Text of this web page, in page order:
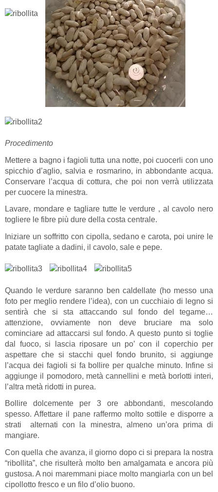
Procedimento
Mettere a bagno i fagioli tutta una notte, poi cuocerli con uno
spicchio d’aglio, salvia e rosmarino, in abbondante acqua.
Conservare l’acqua di cottura, che poi non verrà utilizzata
per cuocere la minestra.
Lavare, mondare e tagliare tutte le verdure , al cavolo nero
togliere le fibre più dure della costa centrale.
Iniziare un soffritto con cipolla, sedano e carota, poi unire le
patate tagliate a dadini, il cavolo, sale e pepe.
Quando le verdure saranno ben caldellate (ho messo una
foto per meglio rendere l’idea), con un cucchiaio di legno si
sentirà che si sta attaccando sul fondo del tegame…
attenzione, ovviamente non deve bruciare ma solo
cominciare ad attaccarsi sul fondo. A questo punto si toglie
dal fuoco, si lascia riposare un po’ con il coperchio per
aspettare che si stacchi quel fondo brunito, si aggiunge
l’acqua dei fagioli si fa bollire per qualche minuto. Infine si
aggiunge il pomodoro, metà cannellini e metà borlotti interi,
l’altra metà ridotti in purea.
Bollire dolcemente per 3 ore abbondanti, mescolando
spesso. Affettare il pane raffermo molto sottile e disporre a
strati alternati con la minestra, almeno un’ora prima di
mangiare.
Con quella che avanza, il giorno dopo ci si prepara la nostra
“ribollita”, che risulterà molto ben amalgamata e ancora più
gustosa. A noi maremmani piace molto mangiarla con un bel
cipollotto fresco e un filo d’olio buono.